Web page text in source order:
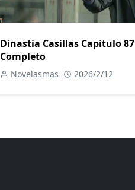
Dinastia Casillas Capitulo 87
Completo
Novelasmas 2026/2/12